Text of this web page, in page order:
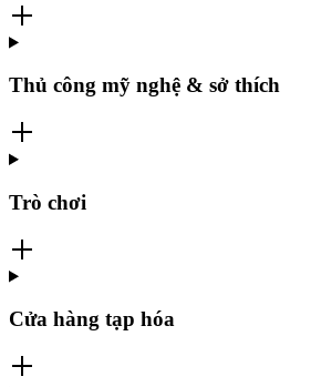
Thủ công mỹ nghệ & sở thích
Trò chơi
Cửa hàng tạp hóa